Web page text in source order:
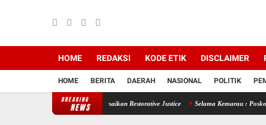
HOME REDAKSI KODE ETIK DISCLAIMER
HOME BERITA DAERAH NASIONAL POLITIK
BREAKING
NEWS
, Polsek Jenar Selesaikan Restorative Justice Selama Kemarau : Posko Relawan